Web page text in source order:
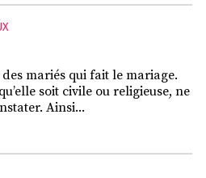
des mariés qui fait le mariage.
soit civile ou religieuse, ne
Ainsi...